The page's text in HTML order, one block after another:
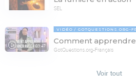
SEL
03:47
VIDÉO GOTQUESTIONS.ORG-
Comment apprendre
GotQuestions.org-Français
Voir tout